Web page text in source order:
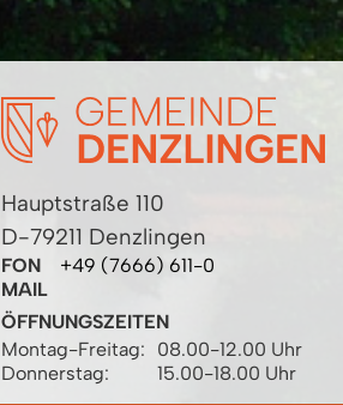
Hauptstraße 110
D-79211 Denzlingen
FON
+49 (7666) 611-0
MAIL
ÖFFNUNGSZEITEN
Montag-Freitag:
08.00-12.00 Uhr
Donnerstag:
15.00-18.00 Uhr